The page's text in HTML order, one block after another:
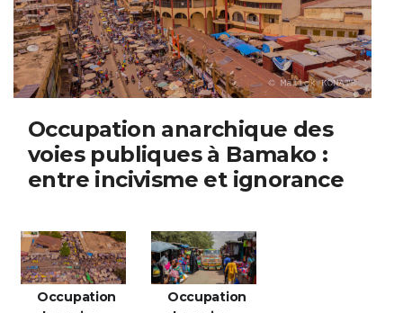
Occupation anarchique des
voies publiques à Bamako :